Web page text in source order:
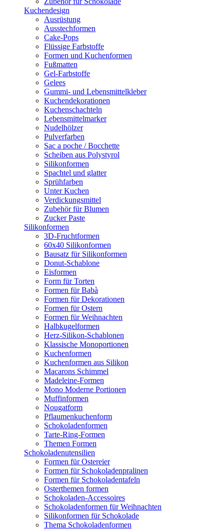
Kuchendesign
Ausrüstung
Ausstechformen
Cake-Pops
Flüssige Farbstoffe
Formen und Kuchenformen
Fußmatten
Gel-Farbstoffe
Gelees
Gummi- und Lebensmittelkleber
Kuchendekorationen
Kuchenschachteln
Lebensmittelmarker
Nudelhölzer
Pulverfarben
Sac a poche / Bocchette
Scheiben aus Polystyrol
Silikonformen
Spachtel und glatter
Sprühfarben
Unter Kuchen
Verdickungsmittel
Zubehör für Blumen
Zucker Paste
Silikonformen
3D-Fruchtformen
60x40 Silikonformen
Bausatz für Silikonformen
Donut-Schablone
Eisformen
Form für Torten
Formen für Babà
Formen für Dekorationen
Formen für Ostern
Formen für Weihnachten
Halbkugelformen
Herz-Silikon-Schablonen
Klassische Monoportionen
Kuchenformen
Kuchenformen aus Silikon
Macarons Schimmel
Madeleine-Formen
Mono Moderne Portionen
Muffinformen
Nougatform
Pflaumenkuchenform
Schokoladenformen
Tarte-Ring-Formen
Themen Formen
Schokoladenutensilien
Formen für Ostereier
Formen für Schokoladenpralinen
Formen für Schokoladentafeln
Osterthemen formen
Schokoladen-Accessoires
Schokoladenformen für Weihnachten
Silikonformen für Schokolade
Thema Schokoladenformen